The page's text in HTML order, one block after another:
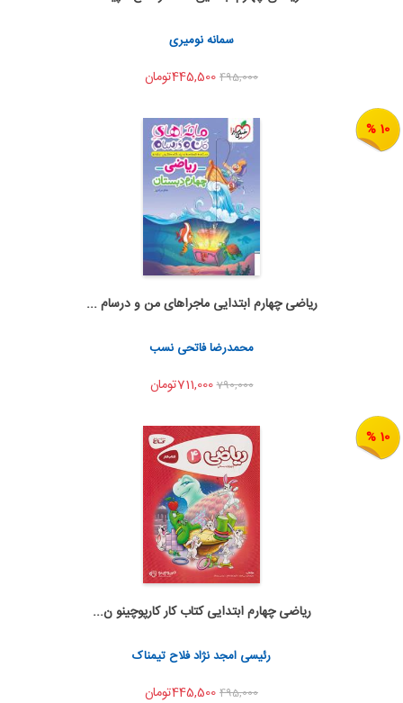
اشتراک گذاری
سمانه نومیری
495,000
10 %
اضافه به سبد خرید
اشتراک گذاری
ریاضی چهارم ابتدایی ماجراهای من و درسام ...
محمدرضا فاتحی نسب
790,000711,000تومان
10 %
اضافه به سبد خرید
اشتراک گذاری
ریاضی چهارم ابتدایی کتاب کار کارپوچینو ن...
رئیسی امجد نژاد فلاح تیمناک
495,000